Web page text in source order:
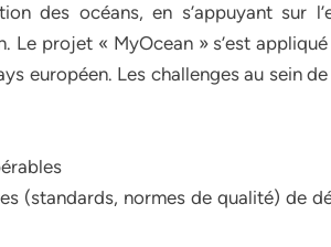
des océans, en s’appuyant sur
Le projet « MyOcean » s’est
européen. Les challenges au sein
(standards, normes de qualité) de